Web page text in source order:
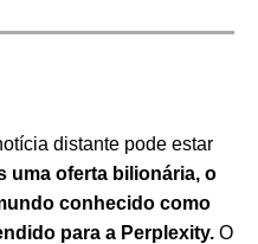
distante pode estar
uma oferta bilionária, o
conhecido como
para a Perplexity. O